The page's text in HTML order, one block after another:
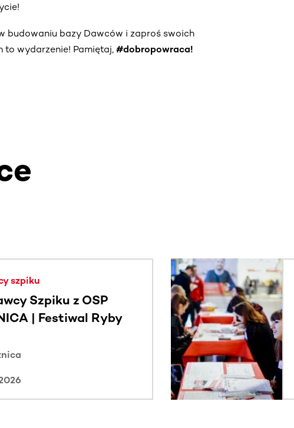
budowaniu bazy Dawców i zaproś swoich
to wydarzenie! Pamiętaj, #dobropowraca!
Użyj klawisza Tab lub przesuń palcem, aby zobaczyć
szpiku
Szpiku z OSP
| Festiwal Ryby